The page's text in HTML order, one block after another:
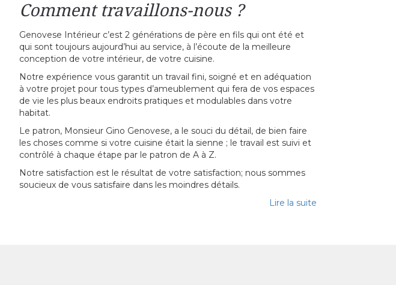
Comment travaillons-nous ?
Genovese Intérieur c’est 2 générations de père en fils qui ont été et
qui sont toujours aujourd’hui au service, à l’écoute de la meilleure
conception de votre intérieur, de votre cuisine.
Notre expérience vous garantit un travail fini, soigné et en adéquation
à votre projet pour tous types d’ameublement qui fera de vos espaces
de vie les plus beaux endroits pratiques et modulables dans votre
habitat.
Le patron, Monsieur Gino Genovese, a le souci du détail, de bien faire
les choses comme si votre cuisine était la sienne ; le travail est suivi et
contrôlé à chaque étape par le patron de A à Z.
Notre satisfaction est le résultat de votre satisfaction; nous sommes
soucieux de vous satisfaire dans les moindres détails.
Lire la suite